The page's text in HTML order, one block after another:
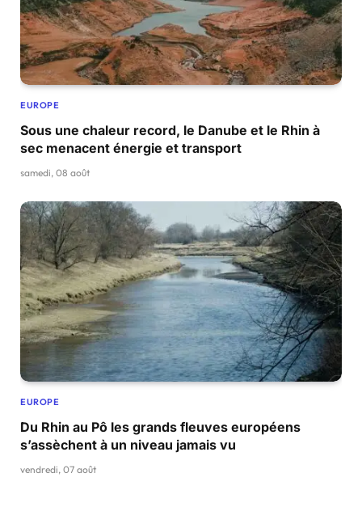
EUROPE
Sous une chaleur record, le Danube et le Rhin à
sec menacent énergie et transport
samedi, 08 août
EUROPE
Du Rhin au Pô les grands fleuves européens
s’assèchent à un niveau jamais vu
vendredi, 07 août